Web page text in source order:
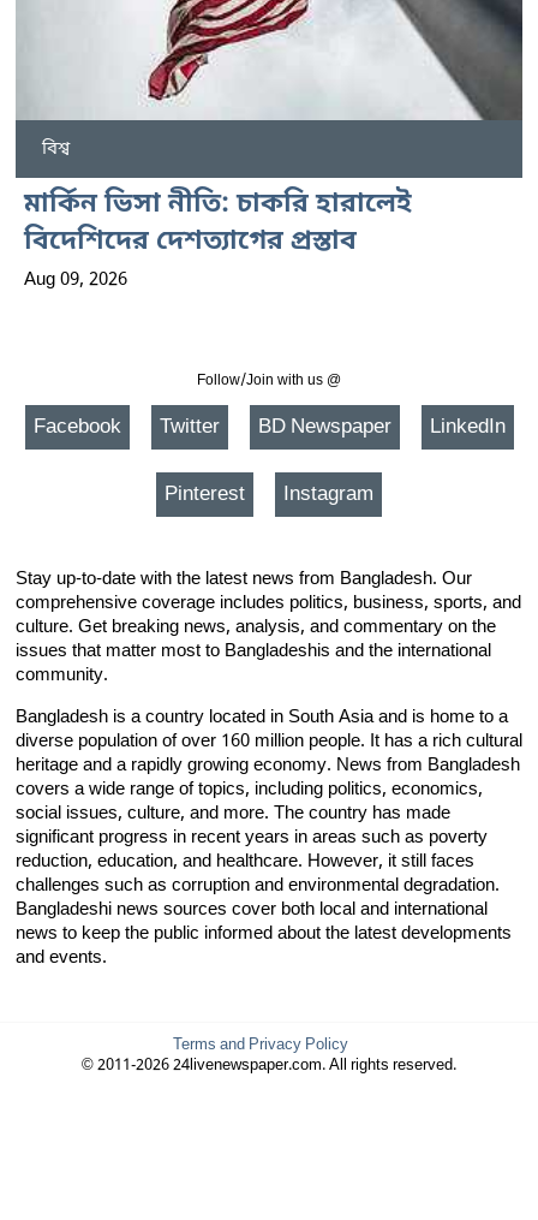
বিশ্ব
মার্কিন ভিসা নীতি: চাকরি হারালেই
বিদেশিদের দেশত্যাগের প্রস্তাব
Aug 09, 2026
Follow/Join with us @
Facebook Twitter BD Newspaper LinkedIn
Pinterest Instagram
Stay up-to-date with the latest news from Bangladesh. Our
comprehensive coverage includes politics, business, sports, and
culture. Get breaking news, analysis, and commentary on the
issues that matter most to Bangladeshis and the international
community.
Bangladesh is a country located in South Asia and is home to a
diverse population of over 160 million people. It has a rich cultural
heritage and a rapidly growing economy. News from Bangladesh
covers a wide range of topics, including politics, economics,
social issues, culture, and more. The country has made
significant progress in recent years in areas such as poverty
reduction, education, and healthcare. However, it still faces
challenges such as corruption and environmental degradation.
Bangladeshi news sources cover both local and international
news to keep the public informed about the latest developments
and events.
Terms and Privacy Policy
© 2011-2026 24livenewspaper.com. All rights reserved.